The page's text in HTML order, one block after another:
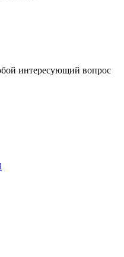
интересующий вопрос